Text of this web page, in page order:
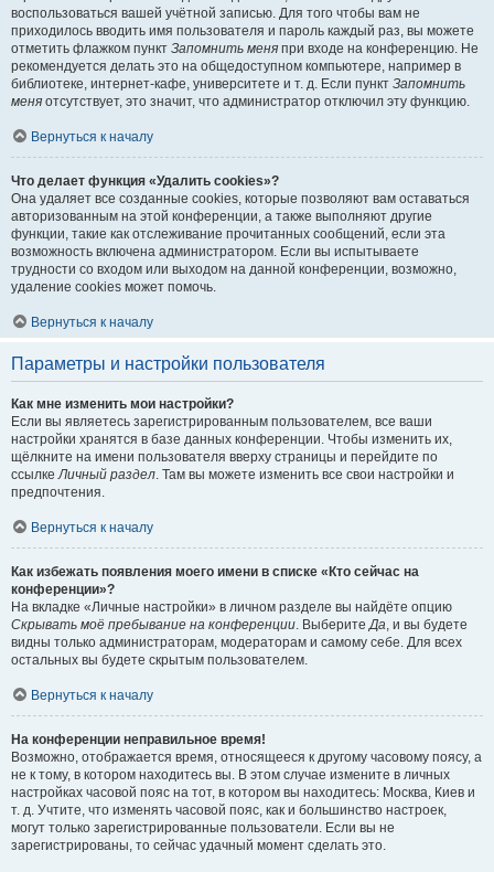
воспользоваться вашей учётной записью. Для того чтобы вам не
приходилось вводить имя пользователя и пароль каждый раз, вы можете
отметить флажком пункт Запомнить меня при входе на конференцию. Не
рекомендуется делать это на общедоступном компьютере, например в
библиотеке, интернет-кафе, университете и т. д. Если пункт Запомнить
меня отсутствует, это значит, что администратор отключил эту функцию.
Вернуться к началу
Что делает функция «Удалить cookies»?
Она удаляет все созданные cookies, которые позволяют вам оставаться
авторизованным на этой конференции, а также выполняют другие
функции, такие как отслеживание прочитанных сообщений, если эта
возможность включена администратором. Если вы испытываете
трудности со входом или выходом на данной конференции, возможно,
удаление cookies может помочь.
Вернуться к началу
Параметры и настройки пользователя
Как мне изменить мои настройки?
Если вы являетесь зарегистрированным пользователем, все ваши
настройки хранятся в базе данных конференции. Чтобы изменить их,
щёлкните на имени пользователя вверху страницы и перейдите по
ссылкеЛичный раздел. Там вы можете изменить все свои настройки и
предпочтения.
Вернуться к началу
Как избежать появления моего имени в списке «Кто сейчас на
конференции»?
На вкладке «Личные настройки» в личном разделе вы найдёте опцию
Скрывать моё пребывание на конференции. ВыберитеДа, и вы будете
видны только администраторам, модераторам и самому себе. Для всех
остальных вы будете скрытым пользователем.
Вернуться к началу
На конференции неправильное время!
Возможно, отображается время, относящееся к другому часовому поясу, а
не к тому, в котором находитесь вы. В этом случае измените в личных
настройках часовой пояс на тот, в котором вы находитесь: Москва, Киев и
т. д. Учтите, что изменять часовой пояс, как и большинство настроек,
могут только зарегистрированные пользователи. Если вы не
зарегистрированы, то сейчас удачный момент сделать это.